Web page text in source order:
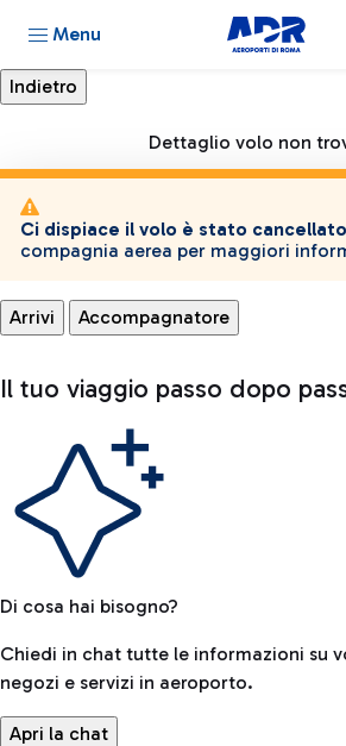
Menu
Dettaglio volo non
Ci dispiace il volo è stato
compagnia aerea per maggiori
Arrivi Accompagnatore
Il tuo viaggio passo dopo
Di cosa hai bisogno?
Chiedi in chat tutte le informazioni su
negozi e servizi in aeroporto.
Apri la chat